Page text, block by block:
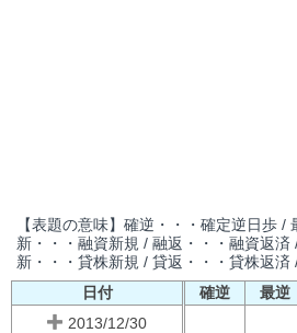
【表題の意味】確逆・・・確定逆日歩 /
新・・・融資新規 / 融返・・・融資返
新・・・貸株新規 / 貸返・・・貸株返済
日付
確逆 最逆
2013/12/30